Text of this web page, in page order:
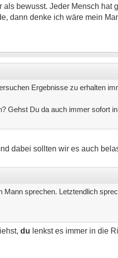
als bewusst. Jeder Mensch
dann denke ich wäre mein
Ergebnisse zu erhalten
Gehst Du da auch immer sofort
dabei sollten wir es auch
Mann sprechen. Letztendlich
du lenkst es immer in die